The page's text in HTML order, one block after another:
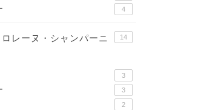
4
レーヌ・シャンパーニ
14
3
3
2